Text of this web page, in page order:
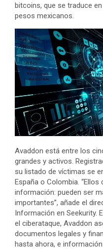
bitcoins, que se traduce
pesos mexicanos.
Avaddon está entre los
grandes y activos.
su listado de víctimas se
España o Colombia.
información: pueden ser
importantes”, añade el
Información en Seekurity.
el ciberataque, Avaddon
documentos legales y
hasta ahora, e